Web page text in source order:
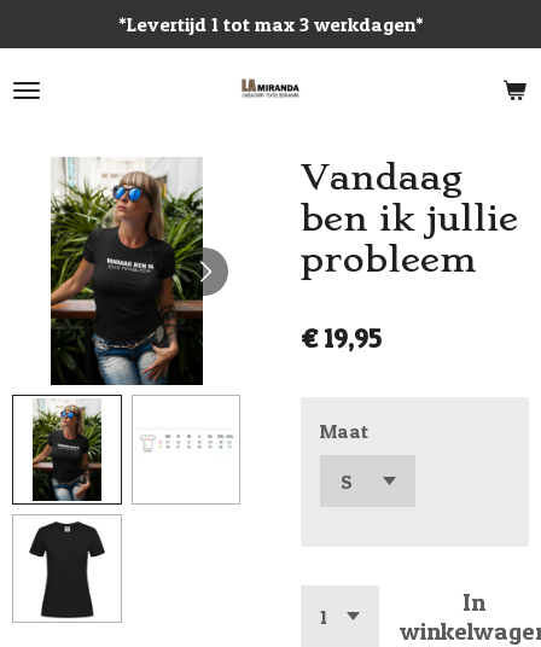
direct
naar
*Levertijd 1 tot max 3 werkdagen*
Vandaag
ben ik jullie
probleem
€ 19,95
Maat
In